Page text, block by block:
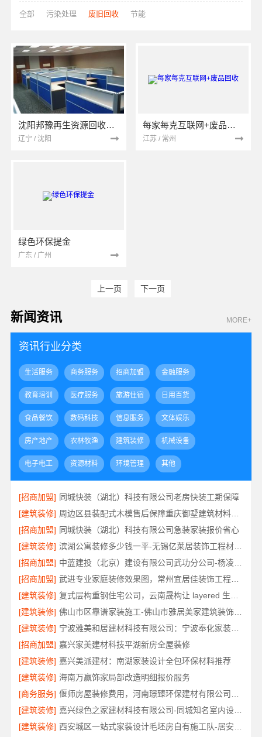
全部 污染处理 废旧回收 节能
沈阳邦豫再生资源回收有限公司
辽宁 / 沈阳
每家每克互联网+废品回收
江苏 / 常州
绿色环保提金
广东 / 广州
上一页 下一页
新闻资讯 MORE+
资讯行业分类
生活服务 商务服务 招商加盟 金融服务
教育培训 医疗服务 旅游住宿 日用百货
食品餐饮 数码科技 信息服务 文体娱乐
房产地产 农林牧渔 建筑装修 机械设备
电子电工 资源材料 环境管理 其他
[招商加盟] 同城快装（湖北）科技有限公司老房快装工期保障
[建筑装修]
周边区县装配式木模售后保障重庆御墅建筑材料有限公司
[招商加盟] 同城快装（湖北）科技有限公司急装家装报价省心
[建筑装修]
滨湖公寓装修多少钱一平-无锡亿莱居装饰工程材料有限公司
[招商加盟]
中蓝建投（北京）建设有限公司武功分公司-杨凌全包十大品牌
[招商加盟]
武进专业家庭装修效果图，常州宜居佳装饰工程有限公司精心打造
[建筑装修]
[建筑装修]
佛山市区靠谱家装施工-佛山市雅居美家建筑装饰工程有限公司
[建筑装修]
宁波雅美和居建材科技有限公司：宁波奉化家装装修线下门店地址
[招商加盟] 嘉兴家美建材科技平湖新房全屋装修
[建筑装修] 嘉兴美派建材：南湖家装设计全包环保材料推荐
[建筑装修] 海南万赢饰家局部改造明细报价服务
[商务服务]
[建筑装修]
嘉兴绿色之家建材科技有限公司-同城知名室内设计团队高端
[建筑装修]